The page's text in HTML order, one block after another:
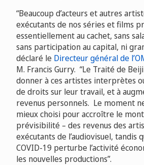
“Beaucoup d’acteurs et autres
exécutants de nos séries et films
essentiellement au cachet, sans
sans participation au capital, ni
déclaré le Directeur général de
M. Francis Gurry. “Le Traité de
donner à ces artistes interprètes
de droits sur leur travail, et à
revenus personnels. Le moment
mieux choisi pour accroître le
prévisibilité – des revenus des
exécutants de l’audiovisuel, tandis
COVID-19 perturbe l’activité
les nouvelles productions”.